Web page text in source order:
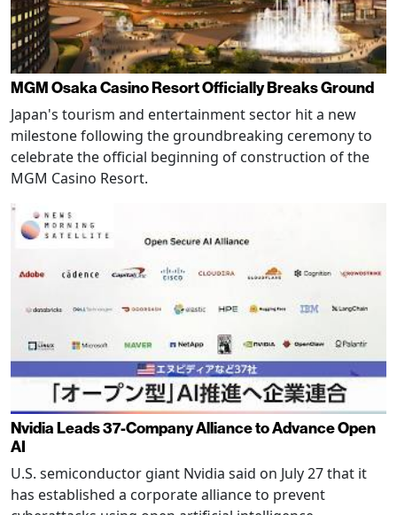
MGM Osaka Casino Resort Officially Breaks Ground
Japan's tourism and entertainment sector hit a new
milestone following the groundbreaking ceremony to
celebrate the official beginning of construction of the
MGM Casino Resort.
Nvidia Leads 37-Company Alliance to Advance Open
AI
U.S. semiconductor giant Nvidia said on July 27 that it
has established a corporate alliance to prevent